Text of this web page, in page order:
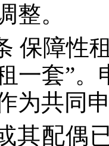
整。
保障性
一套”
为共同
其配偶